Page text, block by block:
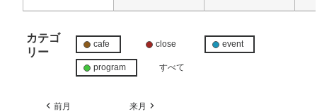
カテゴ
リー
cafe close event
program すべて
前月 来月